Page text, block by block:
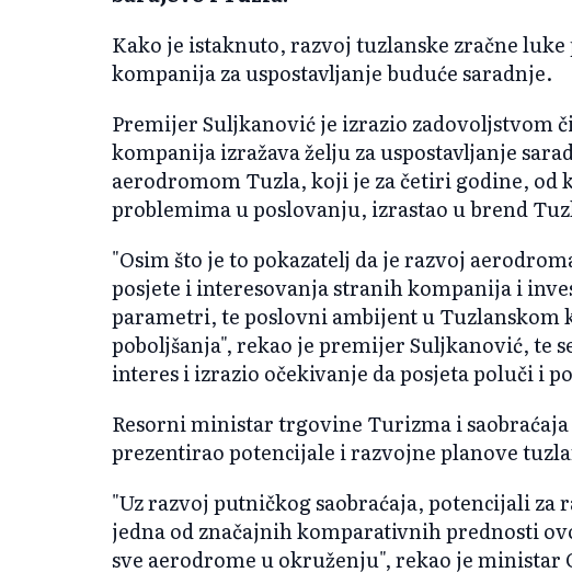
Kako je istaknuto, razvoj tuzlanske zračne
kompanija za uspostavljanje buduće saradnje.
Premijer Suljkanović je izrazio zadovoljstvom
kompanija izražava želju za uspostavljanje
aerodromom Tuzla, koji je za četiri godine, od
problemima u poslovanju, izrastao u brend
"Osim što je to pokazatelj da je razvoj
posjete i interesovanja stranih kompanija i
parametri, te poslovni ambijent u Tuzlanskom
poboljšanja", rekao je premijer Suljkanović, te
interes i izrazio očekivanje da posjeta poluči i
Resorni ministar trgovine Turizma i
prezentirao potencijale i razvojne planove
"Uz razvoj putničkog saobraćaja, potencijali za
jedna od značajnih komparativnih prednosti
sve aerodrome u okruženju", rekao je ministar